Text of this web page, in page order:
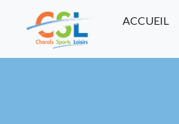
ACCUEIL